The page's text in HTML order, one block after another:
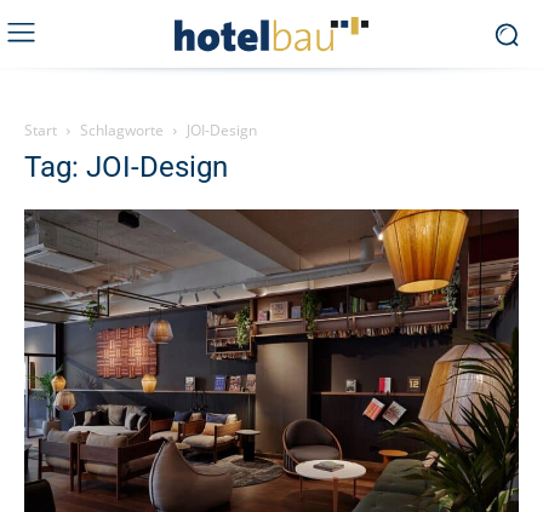
Start Schlagworte JOI-Design
Tag: JOI-Design